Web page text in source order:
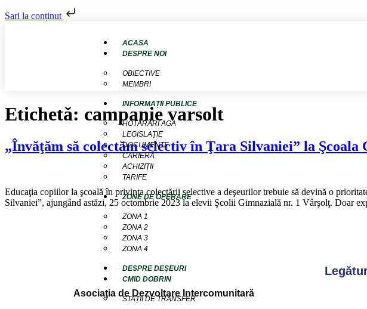
Sari la conținut
ACASA
DESPRE NOI
OBIECTIVE
MEMBRI
INFORMAȚII PUBLICE
HOTĂRÂRI AGA
LEGISLAȚIE
DOCUMENTE
CARIERĂ
ACHIZIȚII
TARIFE
ZONE DE OPERARE
ZONA 1
ZONA 2
ZONA 3
ZONA 4
DESPRE DEȘEURI
CMID DOBRIN
STAȚII DE TRANSFER
Etichetă: campanie varsolt
„Învăţăm să colectăm selectiv în Ţara Silvaniei” la
Educaţia copiilor la şcoală în privinţa colectării selective a deşeurilor trebuie să devină o
Silvaniei”, ajungând astăzi, 25 octombrie 2023 la elevii Şcolii Gimnazială nr. 1 Vârşolţ. Doar
Asociaţia de Dezvoltare Intercomunitară